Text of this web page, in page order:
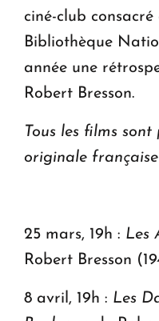
ciné-club
Bibliothèque
année une
Robert Bresson.
Tous les films sont
originale
25 mars, 19h : Les
Robert Bresson
8 avril, 19h : Les